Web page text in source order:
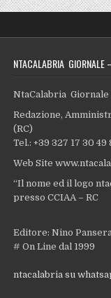
NTACALABRIA
NtaCalabria Giornale
Redazione,
(RC)
Tel.: +39 327 17 30 49
Web Site
“Il nome ed il logo
presso CCIAA – RC
Editore: Nino
# On Line dal 1999
ntacalabria su